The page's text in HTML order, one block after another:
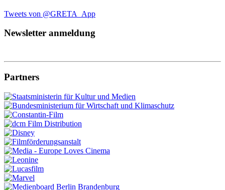
Tweets von @GRETA_App
Newsletter anmeldung
Partners